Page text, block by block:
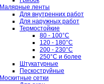
Малярные ленты
Для внутренних работ
Для наружных работ
Термостойкие
80 - 100°C
120 - 180°C
200 - 230°C
250°C и более
Штукатурные
Пескоструйные
Москитные сетки